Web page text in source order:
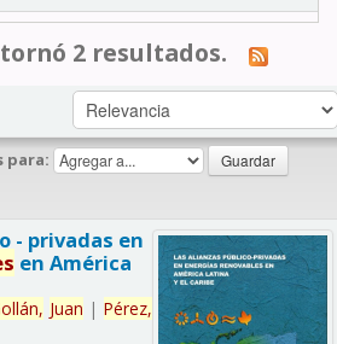
2 resultados.
para:
- privadas en
en América
Juan | Pérez,